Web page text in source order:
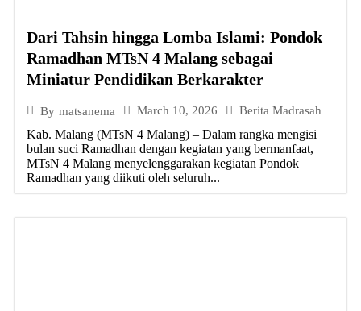
Dari Tahsin hingga Lomba Islami: Pondok
Ramadhan MTsN 4 Malang sebagai
Miniatur Pendidikan Berkarakter
By matsanema March 10, 2026 Berita Madrasah
Kab. Malang (MTsN 4 Malang) – Dalam rangka mengisi
bulan suci Ramadhan dengan kegiatan yang bermanfaat,
MTsN 4 Malang menyelenggarakan kegiatan Pondok
Ramadhan yang diikuti oleh seluruh...